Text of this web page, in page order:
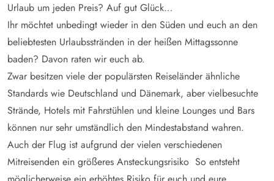
Urlaub um jeden Preis? Auf gut Glück…
Ihr möchtet unbedingt wieder in den Süden und euch an den
beliebtesten Urlaubsstränden in der heißen Mittagssonne
baden? Davon raten wir euch ab.
Zwar besitzen viele der populärsten Reiseländer ähnliche
Standards wie Deutschland und Dänemark, aber vielbesuchte
Strände, Hotels mit Fahrstühlen und kleine Lounges und Bars
können nur sehr umständlich den Mindestabstand wahren.
Auch der Flug ist aufgrund der vielen verschiedenen
Mitreisenden ein größeres Ansteckungsrisiko So entsteht